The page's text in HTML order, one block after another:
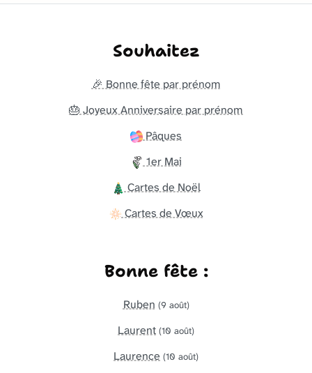
Souhaitez
🎉 Bonne fête par prénom
🎂 Joyeux Anniversaire par prénom
Pâques
1er Mai
Cartes de Noël
Cartes de Vœux
Bonne fête :
Ruben (9 août)
Laurent (10 août)
Laurence (10 août)